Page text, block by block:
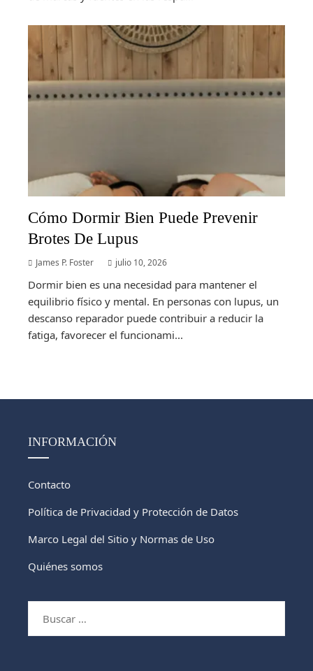
Cómo Dormir Bien Puede Prevenir
Brotes De Lupus
James P. Foster julio 10, 2026
Dormir bien es una necesidad para mantener el
equilibrio físico y mental. En personas con lupus, un
descanso reparador puede contribuir a reducir la
fatiga, favorecer el funcionami...
INFORMACIÓN
Contacto
Política de Privacidad y Protección de Datos
Marco Legal del Sitio y Normas de Uso
Quiénes somos